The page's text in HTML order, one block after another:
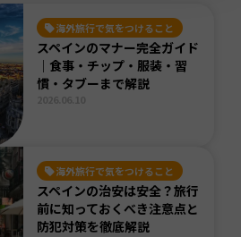
海外旅行で気をつけること
スペインのマナー完全ガイド
｜食事・チップ・服装・習
慣・タブーまで解説
海外旅行で気をつけること
スペインの治安は安全？旅行
前に知っておくべき注意点と
防犯対策を徹底解説